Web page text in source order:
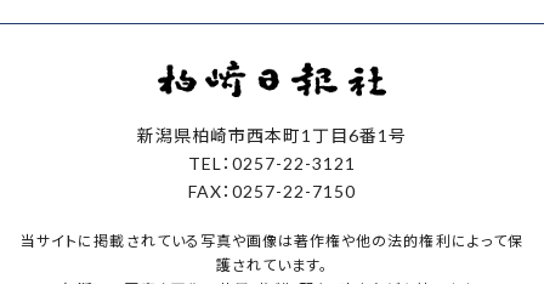
新潟県柏崎市西本町1丁目6番1号
TEL：0257-22-3121
FAX：0257-22-7150
当サイトに掲載されている写真や画像は著作権や他の法的権利によって保
護されています。